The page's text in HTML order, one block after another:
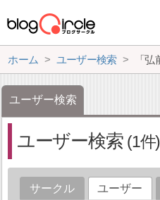
ホーム ユーザー検索 「
ユーザー検索
ユーザー検索 1
サークル ユーザー